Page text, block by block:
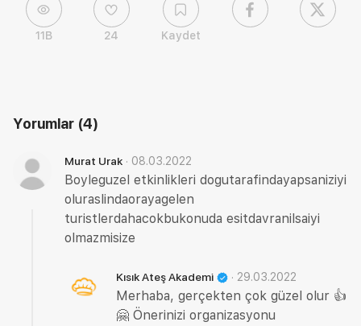
11B 24 Kaydet
Yorumlar (4)
Murat Urak · 08.03.2022
Boyleguzel etkinlikleri dogutarafindayapsaniziyi
oluraslindaorayagelen
turistlerdahacokbukonuda esitdavranilsaiyi
olmazmisize
Kısık Ateş Akademi · 29.03.2022
Merhaba, gerçekten çok güzel olur 👍
🤗 Önerinizi organizasyonu